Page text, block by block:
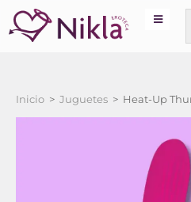
Inicio > Juguetes > Heat-Up